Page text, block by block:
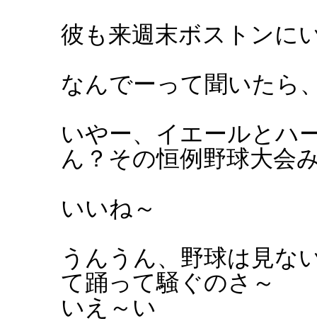
彼も来週末ボストンに
なんでーって聞いたら
いやー、イエールとハ
ん？その恒例野球大会
いいね～
うんうん、野球は見な
て踊って騒ぐのさ～
いえ～い